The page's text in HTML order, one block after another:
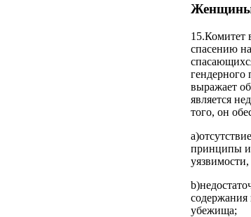
Женщины
15.Комитет
спасению
гендерного
выражает
является
того, он
принципы и
содержания
убежища;